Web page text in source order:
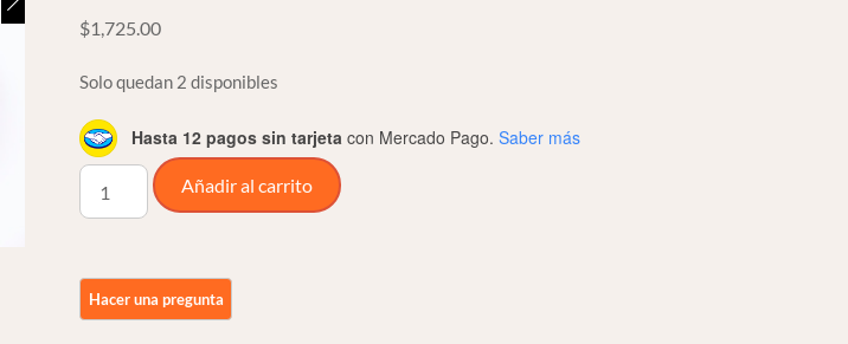
$1,725.00
Solo quedan 2 disponibles
Hasta 12 pagos sin tarjeta con Mercado Pago. Saber más
Kit
Direccionales
Cromadas
Añadir al carrito